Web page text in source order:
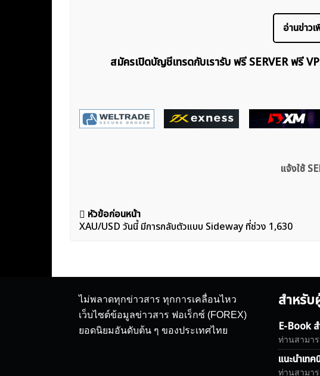
อ่านข่าว
สมัครเปิดบัญชีเทรดกับเรารับ ฟรี SERVER ฟรี
แจ้งใช้
แนะแนว
เรื่อง
หัวข้อก่อนหน้า
XAU/USD วันนี้ มีการกลับตัวแบบ Sideway ที่ช่วง 1,630
ไม่พลาดทุกข่าวสาร ทุกการเคลื่อนไหว
เว็บไซต์ข้อมูลข่าวสาร ฟอเร็กซ์ (FOREX)
ยอดนิยมอันดับต้น ๆ ของประเทศไทย
สำหรับ
E-Book
ท่านสามา
แนะนำเทค
ท่านสามา